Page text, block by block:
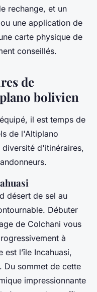
rechange, et un
une application de
carte physique de
conseillés.
de
bolivien
il est temps de
de l'Altiplano
d'itinéraires,
désert de sel au
Débuter
de Colchani vous
à
l’île Incahuasi,
Du sommet de cette
impressionnante